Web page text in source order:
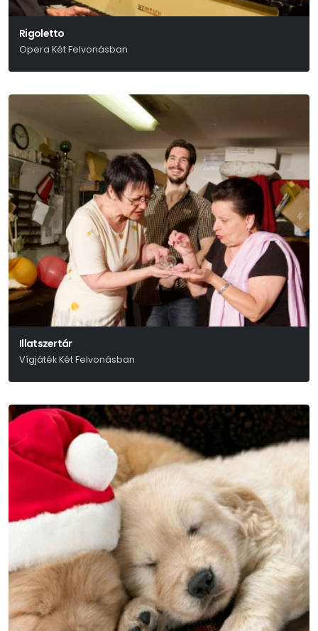
Rigoletto
Opera Két Felvonásban
Illatszertár
Vígjáték Két Felvonásban